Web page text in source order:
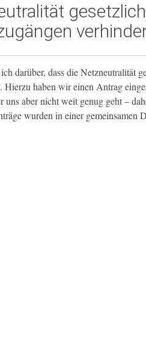
darüber, dass die Netzneutralität
Hierzu haben wir einen Antrag
uns aber nicht weit genug geht –
wurden in einer gemeinsamen